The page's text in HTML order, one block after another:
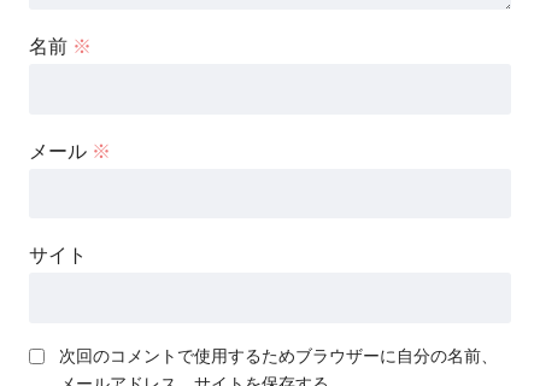
名前 ※
メール ※
サイト
次回のコメントで使用するためブラウザーに自分の名前、